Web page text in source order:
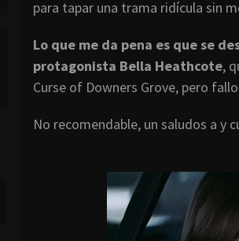
para tapar una trama ridícula sin
Lo que me da pena es que se
protagonista Bella Heathcote,
Curse of Downers Grove, pero
No recomendable, un saludos a y